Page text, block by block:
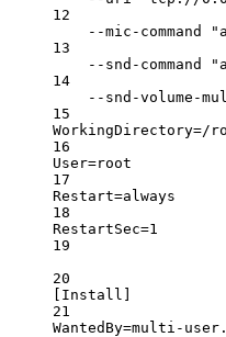
12
--mic-command
13
--snd-command
14
--snd-volume-
15
WorkingDirectory=/
16
User=root
17
Restart=always
18
RestartSec=1
19
20
[Install]
21
WantedBy=multi-